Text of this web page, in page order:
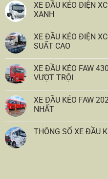
XE ĐẦU KÉO ĐIỆN
XANH
XE ĐẦU KÉO ĐIỆN
SUẤT CAO
XE ĐẦU KÉO FAW
VƯỢT TRỘI
XE ĐẦU KÉO FAW
NHẤT
THÔNG SỐ XE ĐẦU